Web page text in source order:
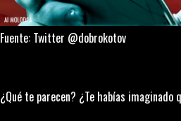
Fuente: Twitter @dobrokotov
¿Qué te parecen? ¿Te habías imaginado